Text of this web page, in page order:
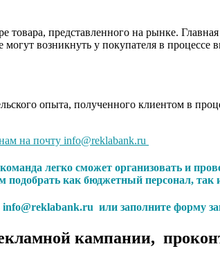
представленного на рынке.
возникнуть у покупателя в процессе
опыта, полученного клиентом в
на почту info@reklabank.ru
легко сможет организовать и
как бюджетный персонал, так и
или заполните форму
кампании,